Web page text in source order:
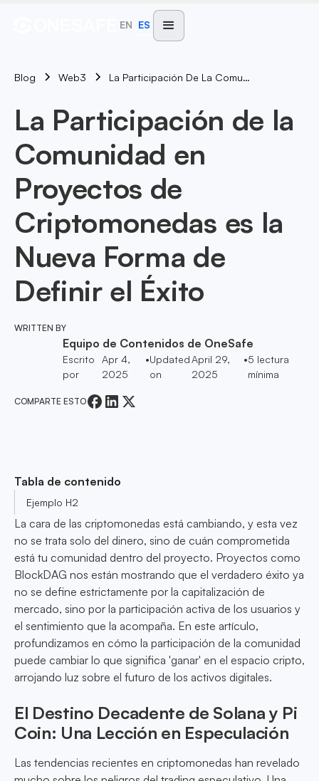
EN ES
Blog Web3 La Participación De La Comunidad En Proyectos De Criptomonedas Es La Nueva Forma De Definir El Éxito
La Participación de la
Comunidad en
Proyectos de
Criptomonedas es la
Nueva Forma de
Definir el Éxito
WRITTEN BY
Equipo de Contenidos de OneSafe
Escrito
por
Apr 4,
2025
•Updated
on
April 29,
2025
•5 lectura
mínima
COMPARTE ESTO
Tabla de contenido
Ejemplo H2
La cara de las criptomonedas está cambiando, y esta vez
no se trata solo del dinero, sino de cuán comprometida
está tu comunidad dentro del proyecto. Proyectos como
BlockDAG nos están mostrando que el verdadero éxito ya
no se define estrictamente por la capitalización de
mercado, sino por la participación activa de los usuarios y
el sentimiento que la acompaña. En este artículo,
profundizamos en cómo la participación de la comunidad
puede cambiar lo que significa 'ganar' en el espacio cripto,
arrojando luz sobre el futuro de los activos digitales.
El Destino Decadente de Solana y Pi
Coin: Una Lección en Especulación
Las tendencias recientes en criptomonedas han revelado